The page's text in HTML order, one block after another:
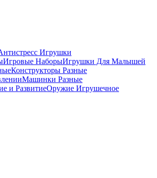
Игрушки
Игровые НаборыИгрушки Для Малышей
Конструкторы Разные
Машинки Разные
и РазвитиеОружие Игрушечное